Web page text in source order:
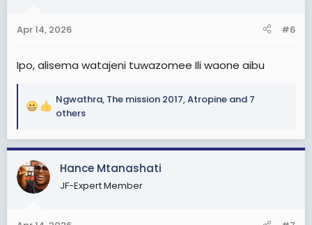
s
Apr 14, 2026 #6
Ipo, alisema watajeni tuwazomee Ili waone aibu
R
a
c
t
i
o
Ngwathra, The mission 2017,Atropine and 7
others
Hance Mtanashati
JF-Expert Member